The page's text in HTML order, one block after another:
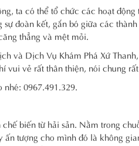
ta có thể tổ chức các hoạt
đoàn kết, gắn bó giữa các
thẳng và mệt mỏi.
và Dịch Vụ Khám Phá Xứ
vui vẻ rất thân thiện, nói chung
0967.491.329.
biến từ hải sản. Nằm trong
tượng cho mình đó là không